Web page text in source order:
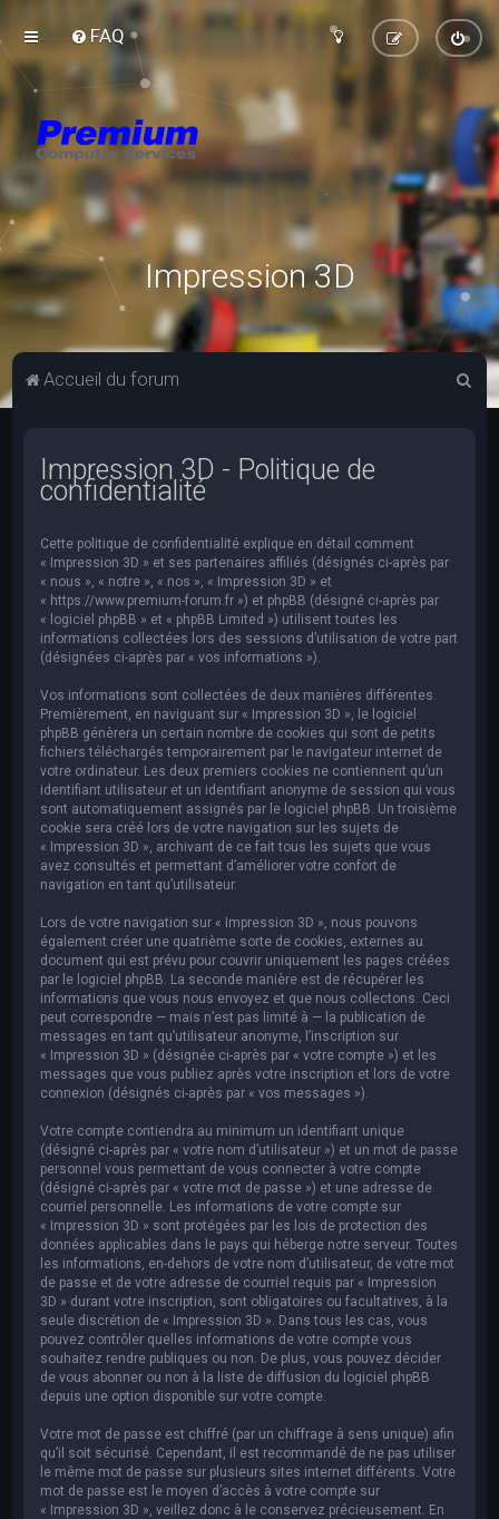
FAQ
Impression 3D
Accueil du forum
Impression 3D - Politique de
confidentialité
Cette politique de confidentialité explique en détail comment
« Impression 3D » et ses partenaires affiliés (désignés ci-après par
« nous », « notre », « nos », « Impression 3D » et
« https://www.premium-forum.fr ») et phpBB (désigné ci-après par
« logiciel phpBB » et « phpBB Limited ») utilisent toutes les
informations collectées lors des sessions d’utilisation de votre part
(désignées ci-après par « vos informations »).
Vos informations sont collectées de deux manières différentes.
Premièrement, en naviguant sur « Impression 3D », le logiciel
phpBB génèrera un certain nombre de cookies qui sont de petits
fichiers téléchargés temporairement par le navigateur internet de
votre ordinateur. Les deux premiers cookies ne contiennent qu’un
identifiant utilisateur et un identifiant anonyme de session qui vous
sont automatiquement assignés par le logiciel phpBB. Un troisième
cookie sera créé lors de votre navigation sur les sujets de
« Impression 3D », archivant de ce fait tous les sujets que vous
avez consultés et permettant d’améliorer votre confort de
navigation en tant qu’utilisateur.
Lors de votre navigation sur « Impression 3D », nous pouvons
également créer une quatrième sorte de cookies, externes au
document qui est prévu pour couvrir uniquement les pages créées
par le logiciel phpBB. La seconde manière est de récupérer les
informations que vous nous envoyez et que nous collectons. Ceci
peut correspondre — mais n’est pas limité à — la publication de
messages en tant qu’utilisateur anonyme, l’inscription sur
« Impression 3D » (désignée ci-après par « votre compte ») et les
messages que vous publiez après votre inscription et lors de votre
connexion (désignés ci-après par « vos messages »).
Votre compte contiendra au minimum un identifiant unique
(désigné ci-après par « votre nom d’utilisateur ») et un mot de passe
personnel vous permettant de vous connecter à votre compte
(désigné ci-après par « votre mot de passe ») et une adresse de
courriel personnelle. Les informations de votre compte sur
« Impression 3D » sont protégées par les lois de protection des
données applicables dans le pays qui héberge notre serveur. Toutes
les informations, en-dehors de votre nom d’utilisateur, de votre mot
de passe et de votre adresse de courriel requis par « Impression
3D » durant votre inscription, sont obligatoires ou facultatives, à la
seule discrétion de « Impression 3D ». Dans tous les cas, vous
pouvez contrôler quelles informations de votre compte vous
souhaitez rendre publiques ou non. De plus, vous pouvez décider
de vous abonner ou non à la liste de diffusion du logiciel phpBB
depuis une option disponible sur votre compte.
Votre mot de passe est chiffré (par un chiffrage à sens unique) afin
qu’il soit sécurisé. Cependant, il est recommandé de ne pas utiliser
le même mot de passe sur plusieurs sites internet différents. Votre
mot de passe est le moyen d’accès à votre compte sur
« Impression 3D », veillez donc à le conservez précieusement. En